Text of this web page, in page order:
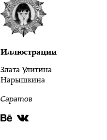
Иллюстрации
Злата Улитина-
Нарышкина
Саратов